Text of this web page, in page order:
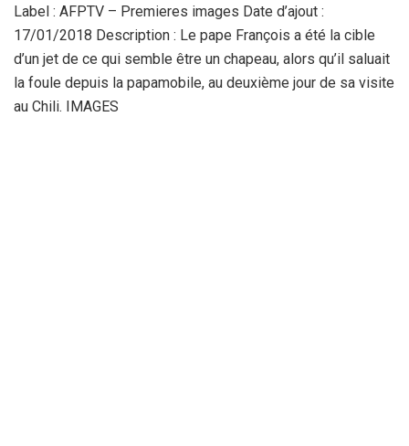
Label : AFPTV – Premieres images Date d’ajout :
17/01/2018 Description : Le pape François a été la cible
d’un jet de ce qui semble être un chapeau, alors qu’il saluait
la foule depuis la papamobile, au deuxième jour de sa visite
au Chili. IMAGES